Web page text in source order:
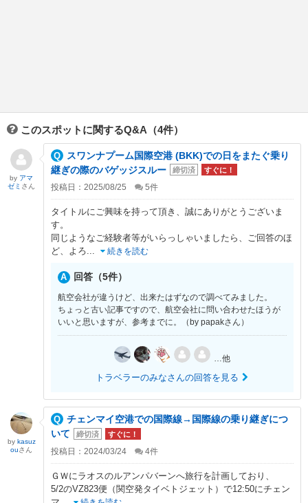
このスポットに関するQ&A（4件）
スワンナプーム国際空港 (BKK)での日をまたぐ乗り
継ぎの際のバゲッジスルー
締切済 すぐに！
投稿日：2025/08/25 5件
タイトルにご興味を持って頂き、誠にありがとうございま
す。
同じようなご経験者等がいらっしゃいましたら、ご回答のほ
ど、よろ... 続きを読む
回答（5件）
航空会社が違うけど、出来たはずなので調べてみました。
ちょっと古い記事ですので、航空会社に問い合わせたほうが
いいと思いますが、参考までに。（by papakさん）
…他
トラベラーのみなさんの回答を見る
by アマ
ゼミ さん
チェンマイ空港での国際線→国際線の乗り継ぎにつ
いて
締切済 すぐに！
投稿日：2024/03/24 4件
ＧＷにラオスのルアンパバーンへ旅行を計画しており、
5/2のVZ823便（関空発タイベトジェット）で12:50にチェン
by kasuz
ouさん